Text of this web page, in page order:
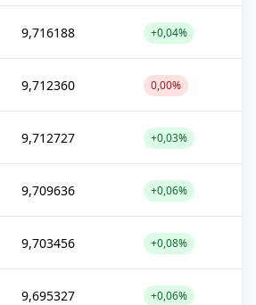
9,716188 +0,04%
9,712360 0,00%
9,712727 +0,03%
9,709636 +0,06%
9,703456 +0,08%
9,695327 +0,06%